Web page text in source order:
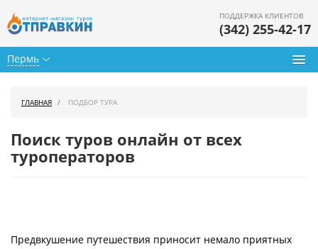
Пермь
ПОДДЕРЖКА КЛИЕНТОВ
(342) 255-42-17
Горящие туры
Страны
ГЛАВНАЯ ПОДБОР ТУРА
Поиск туров онлайн от всех
туроператоров
Предвкушение путешествия приносит немало приятных